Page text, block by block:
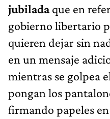
jubiladaque en
gobierno libertario
quieren dejar sin
en un mensaje
mientras se golpea
pongan los
firmando papeles